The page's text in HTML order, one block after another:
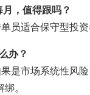
，值得跟吗？
员适合保守型投资
办？
是市场系统性风
。